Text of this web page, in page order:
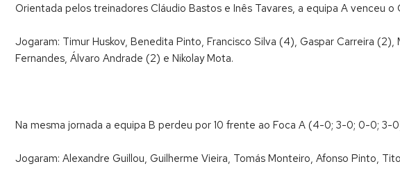
Orientada pelos treinadores Cláudio Bastos e Inês Tavares, a equipa A venceu
Jogaram: Timur Huskov, Benedita Pinto, Francisco Silva (4), Gaspar Carreira
Fernandes, Álvaro Andrade (2) e Nikolay Mota.
Na mesma jornada a equipa B perdeu por 10 frente ao Foca A (4-0; 3-0; 0-0; 3-
Jogaram: Alexandre Guillou, Guilherme Vieira, Tomás Monteiro, Afonso Pinto,